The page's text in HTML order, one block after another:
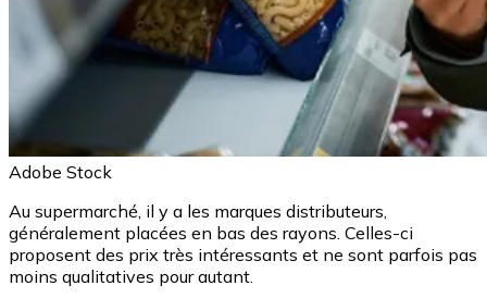
Adobe Stock
Au supermarché, il y a les marques distributeurs,
généralement placées en bas des rayons. Celles-ci
proposent des prix très intéressants et ne sont parfois pas
moins qualitatives pour autant.